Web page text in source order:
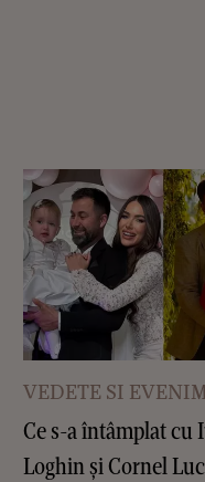
VEDETE SI
Ce s-a întâmplat cu
Loghin și Cornel